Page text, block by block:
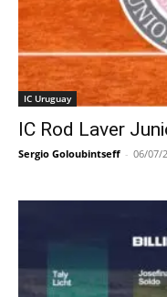
IC Uruguay
IC Rod Laver
Sergio Goloubintseff - 06/07/